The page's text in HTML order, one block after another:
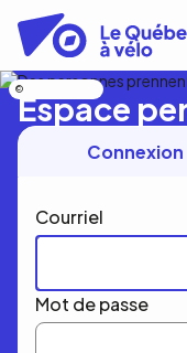
contenu
principal
Espace
Connexion
Courriel
Mot de passe